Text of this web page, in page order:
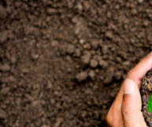
CULTURIZANDO.COM